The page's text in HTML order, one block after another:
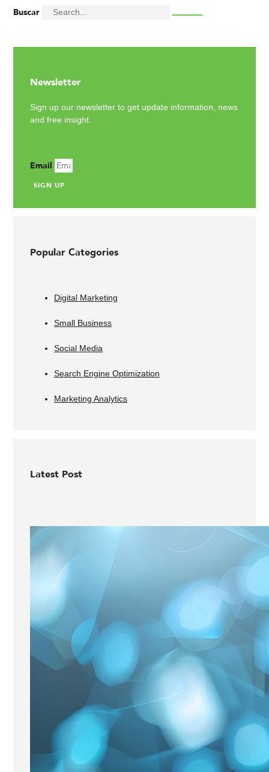
Buscar
Newsletter
Sign up our newsletter to get update information, news
and free insight.
Email
SIGN UP
Popular Categories
Digital Marketing
Small Business
Social Media
Search Engine Optimization
Marketing Analytics
Latest Post